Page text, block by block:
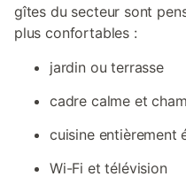
gîtes du secteur sont
plus confortables :
jardin ou terrasse
cadre calme et
cuisine entièrement
Wi-Fi et télévision